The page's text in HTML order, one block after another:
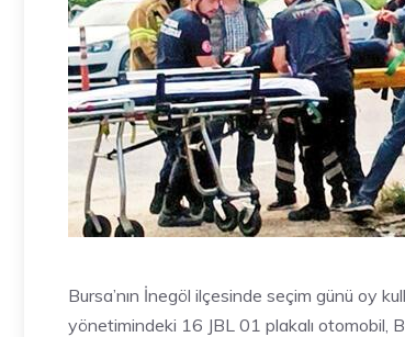
Bursa’nın İnegöl ilçesinde seçim günü oy
yönetimindeki 16 JBL 01 plakalı otomobil,